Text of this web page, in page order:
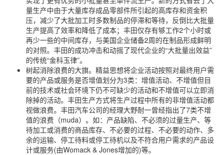
量生产中由于大量库存成品零部件所引起的高库存和资金积
压，减少了大批加工时多数制品的停滞和等待，反倒比大批量
生产提高了效率和降低了成本；丰田仅存有够工作2个小时或
再少一些的中间库存，与美国企业储备2周的在制品形成鲜明
的对照。丰田的成功冲击和动摇了现代企业的“大批量出效益”
的传统“金科玉律”。
树起消除浪费的大旗。精益思想将企业活动按照对最终用户需
要的产品或服务是否增值划分为3类：增值活动、不增值但目
前的技术或社会环境下仍不可缺少的活动和不增值可以立即消
除掉的活动。丰田生产方式将生产过程中所有的非增值活动都
视做浪费。丰田汽车公司的经理大野耐一曾经指出了7类不增
值的浪费（muda）。如：产品缺陷、不必须的过量生产、等
待加工或消费的商品库存、不必要的过程、不必要的动作、多
余的运输、停工待料或停工待机以及不符合用户需求的产品设
计或服务(由Womack & Jones增加的)等。